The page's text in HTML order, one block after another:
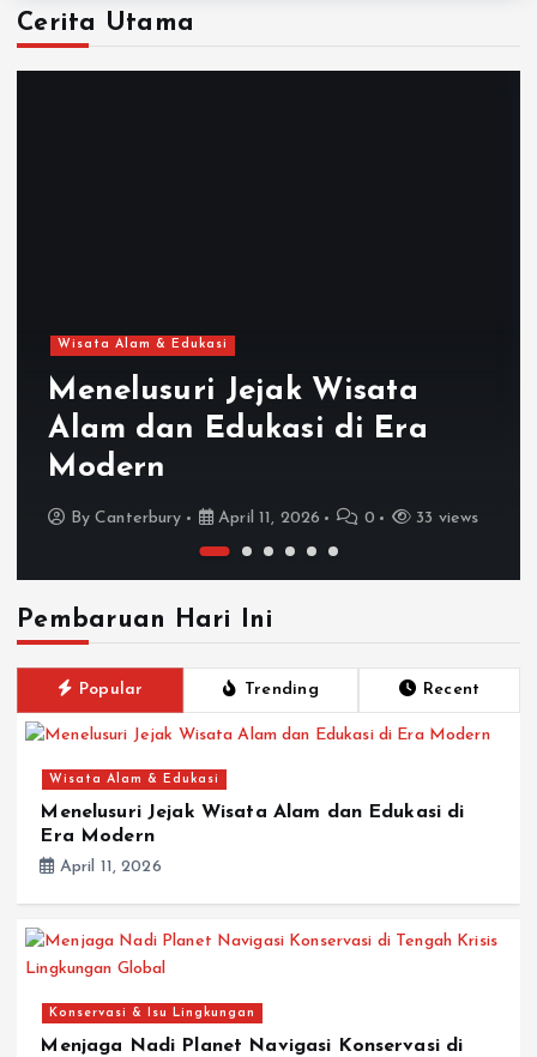
Cerita Utama
Wisata Alam & Edukasi
Menelusuri Jejak Wisata
Alam dan Edukasi di Era
Modern
ByCanterbury April 11, 2026 0 33 views
Pembaruan Hari Ini
Popular Trending Recent
Wisata Alam & Edukasi
Menelusuri Jejak Wisata Alam dan Edukasi di
Era Modern
April 11, 2026
Konservasi & Isu Lingkungan
Menjaga Nadi Planet Navigasi Konservasi di